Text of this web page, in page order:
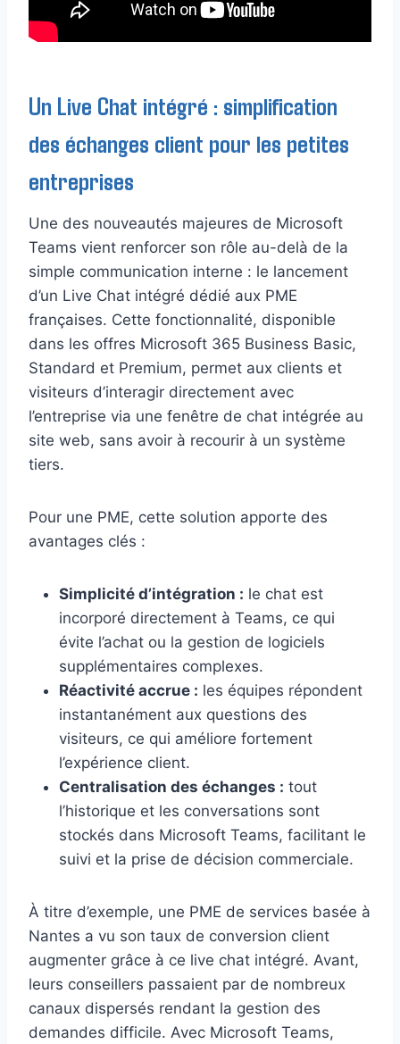
Un Live Chat intégré : simplification
des échanges client pour les petites
entreprises
Une des nouveautés majeures de Microsoft
Teams vient renforcer son rôle au-delà de la
simple communication interne : le lancement
d’un Live Chat intégré dédié aux PME
françaises. Cette fonctionnalité, disponible
dans les offres Microsoft 365 Business Basic,
Standard et Premium, permet aux clients et
visiteurs d’interagir directement avec
l’entreprise via une fenêtre de chat intégrée au
site web, sans avoir à recourir à un système
tiers.
Pour une PME, cette solution apporte des
avantages clés :
Simplicité d’intégration : le chat est
incorporé directement à Teams, ce qui
évite l’achat ou la gestion de logiciels
supplémentaires complexes.
Réactivité accrue : les équipes répondent
instantanément aux questions des
visiteurs, ce qui améliore fortement
l’expérience client.
Centralisation des échanges : tout
l’historique et les conversations sont
stockés dans Microsoft Teams, facilitant le
suivi et la prise de décision commerciale.
À titre d’exemple, une PME de services basée à
Nantes a vu son taux de conversion client
augmenter grâce à ce live chat intégré. Avant,
leurs conseillers passaient par de nombreux
canaux dispersés rendant la gestion des
demandes difficile. Avec Microsoft Teams,